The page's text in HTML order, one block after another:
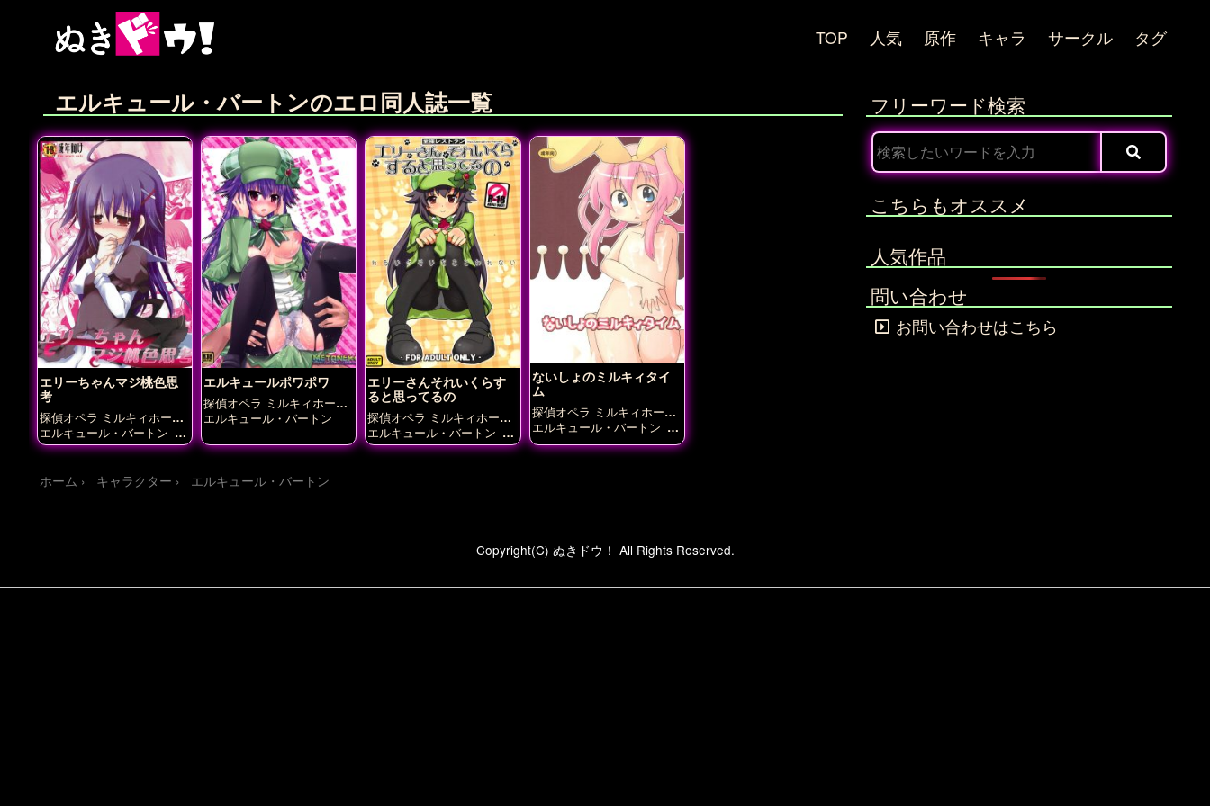
TOP 人気 原作 キャラ サークル タグ
エルキュール・バートンのエロ同人誌一覧
エリーちゃんマジ桃色思
考
探偵オペラ ミルキィホーム
ズ
エルキュール・バートン コ
ーデリア・グラウカ シャー
ロック・シェリンフォード
銭形次子 長谷川平乃
エルキュールポワポワ
探偵オペラ ミルキィホーム
ズ
エルキュール・バートン
エリーさんそれいくらす
ると思ってるの
探偵オペラ ミルキィホーム
ズ
エルキュール・バートン 長
谷川平乃
ないしょのミルキィタイ
ム
探偵オペラ ミルキィホーム
ズ
エルキュール・バートン コ
ーデリア・グラウカ シャー
ロック・シェリンフォード
ホーム キャラクター エルキュール・バートン
フリーワード検索
こちらもオススメ
人気作品
問い合わせ
お問い合わせはこちら
Copyright(C) ぬきドウ！ All Rights Reserved.